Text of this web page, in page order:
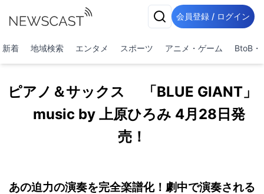
会員登録 / ログイン
新着 地域検索 エンタメ スポーツ アニメ・ゲーム BtoB・
ピアノ＆サックス 「BLUE GIANT」
music by 上原ひろみ 4月28日発
売！
あの迫力の演奏を完全楽譜化！劇中で演奏される